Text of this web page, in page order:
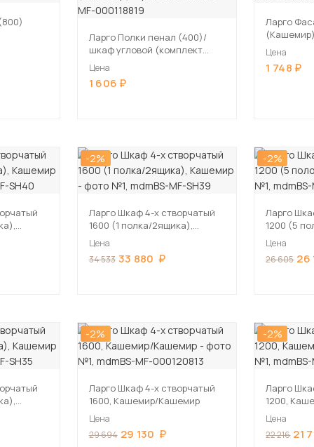
Ларго Полки пенал (400)/
шкаф угловой (комплект
4шт) (Кашемир)
Цена
1 606
Ларго
Цена
1 748
-2%
Ларго Шкаф 4-х створчатый
1600 (1 полка/2ящика),
Кашемир
Цена
34 533 33 880
-2%
Ларго
1200 (5
Цена
26 605 26
-2%
Ларго Шкаф 4-х створчатый
1600, Кашемир/Кашемир
Цена
29 694 29 130
-2%
Ларго
1200,
Цена
22 216 21